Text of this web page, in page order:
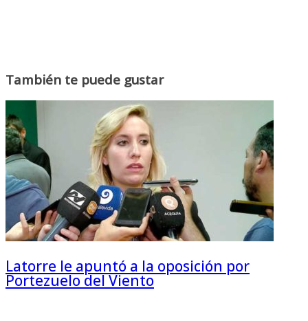
También te puede gustar
Latorre le apuntó a la oposición por
Portezuelo del Viento